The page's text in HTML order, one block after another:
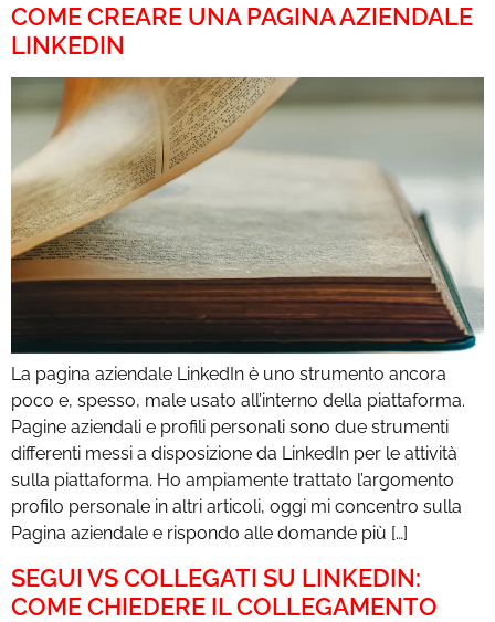
COME CREARE UNA PAGINA AZIENDALE
LINKEDIN
La pagina aziendale LinkedIn è uno strumento ancora
poco e, spesso, male usato all’interno della piattaforma.
Pagine aziendali e profili personali sono due strumenti
differenti messi a disposizione da LinkedIn per le attività
sulla piattaforma. Ho ampiamente trattato l’argomento
profilo personale in altri articoli, oggi mi concentro sulla
Pagina aziendale e rispondo alle domande più […]
SEGUI VS COLLEGATI SU LINKEDIN:
COME CHIEDERE IL COLLEGAMENTO